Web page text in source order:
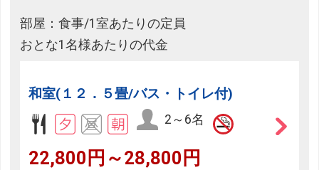
部屋：食事/1室あたりの定員
おとな1名様あたりの代金
和室(１２．５畳/バス・トイレ付)
2～6名
22,800円～28,800円